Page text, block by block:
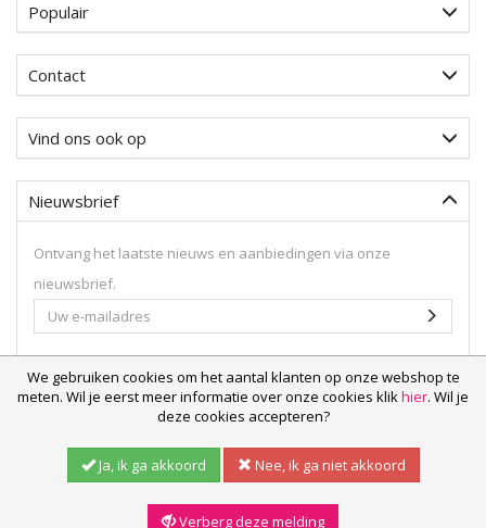
Populair
Contact
Vind ons ook op
Nieuwsbrief
Ontvang het laatste nieuws en aanbiedingen via onze
nieuwsbrief.
Uw
mailadres
Weethoeikheet.nl
Powered byH1
We gebruiken cookies om het aantal klanten op onze webshop te
meten. Wil je eerst meer informatie over onze cookies klikhier. Wil je
deze cookies accepteren?
Ja, ik ga akkoord Nee, ik ga niet akkoord
Verberg deze melding